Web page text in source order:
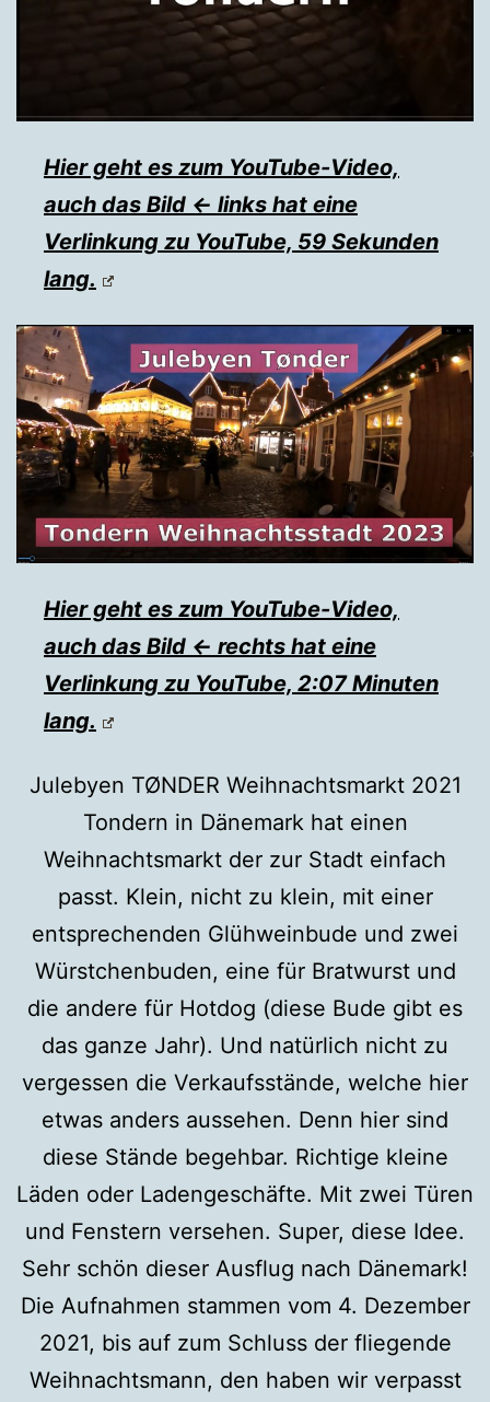
Hier geht es zum YouTube-Video,
auch das Bild ← links hat eine
Verlinkung zu YouTube, 59 Sekunden
lang.
Hier geht es zum YouTube-Video,
auch das Bild ← rechts hat eine
Verlinkung zu YouTube, 2:07 Minuten
lang.
Julebyen TØNDER Weihnachtsmarkt 2021
Tondern in Dänemark hat einen
Weihnachtsmarkt der zur Stadt einfach
passt. Klein, nicht zu klein, mit einer
entsprechenden Glühweinbude und zwei
Würstchenbuden, eine für Bratwurst und
die andere für Hotdog (diese Bude gibt es
das ganze Jahr). Und natürlich nicht zu
vergessen die Verkaufsstände, welche hier
etwas anders aussehen. Denn hier sind
diese Stände begehbar. Richtige kleine
Läden oder Ladengeschäfte. Mit zwei Türen
und Fenstern versehen. Super, diese Idee.
Sehr schön dieser Ausflug nach Dänemark!
Die Aufnahmen stammen vom 4. Dezember
2021, bis auf zum Schluss der fliegende
Weihnachtsmann, den haben wir verpasst